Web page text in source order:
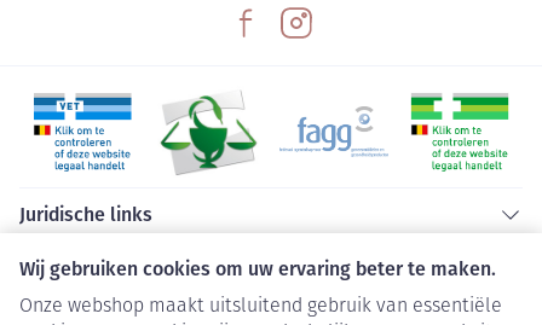
Wij gebruiken cookies om uw ervaring beter te maken.
Onze webshop maakt uitsluitend gebruik van essentiële
Juridische links